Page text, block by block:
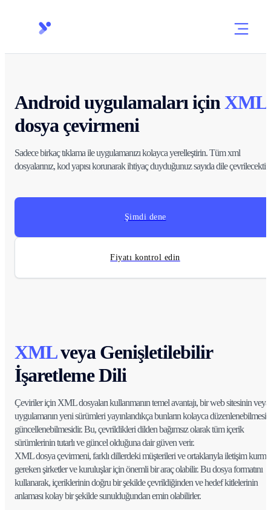
Android uygulamaları içinXML
dosya çevirmeni
Sadece birkaç tıklama ile uygulamanızı kolayca yerelleştirin. Tüm xml
dosyalarınız, kod yapısı korunarak ihtiyaç duyduğunuz sayıda dile çevrilecektir.
Şimdi dene
Fiyatı kontrol edin
XMLveya Genişletilebilir
İşaretleme Dili
Çeviriler için XML dosyaları kullanmanın temel avantajı, bir web sitesinin veya
uygulamanın yeni sürümleri yayınlandıkça bunların kolayca düzenlenebilmesi
güncellenebilmesidir. Bu, çevrildikleri dilden bağımsız olarak tüm içerik
sürümlerinin tutarlı ve güncel olduğuna dair güven verir.
XML dosya çevirmeni, farklı dillerdeki müşterileri ve ortaklarıyla iletişim
gereken şirketler ve kuruluşlar için önemli bir araç olabilir. Bu dosya formatını
kullanarak, içeriklerinin doğru bir şekilde çevrildiğinden ve hedef kitlelerinin
anlaması kolay bir şekilde sunulduğundan emin olabilirler.